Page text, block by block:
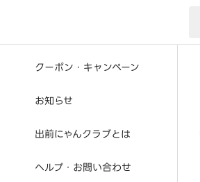
クーポン・キャンペーン
お知らせ
出前にゃんクラブとは
ヘルプ・お問い合わせ